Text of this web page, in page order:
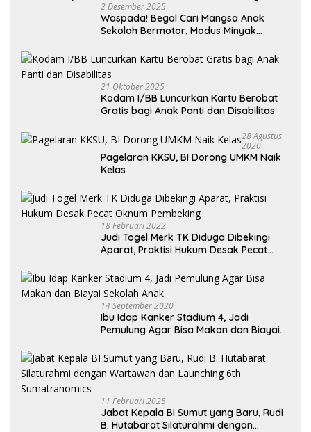
2 Desember 2025
Waspada! Begal Cari Mangsa Anak
Sekolah Bermotor, Modus Minyak
21 Oktober 2025
Kodam I/BB Luncurkan Kartu Berobat
Gratis bagi Anak Panti dan Disabilitas
28 Agustus
2020
Pagelaran KKSU, BI Dorong UMKM Naik
Kelas
18 Februari 2022
Judi Togel Merk TK Diduga Dibekingi
Aparat, Praktisi Hukum Desak Pecat
14 September 2020
Ibu Idap Kanker Stadium 4, Jadi
Pemulung Agar Bisa Makan dan Biayai
11 Februari 2025
Jabat Kepala BI Sumut yang Baru, Rudi
B. Hutabarat Silaturahmi dengan